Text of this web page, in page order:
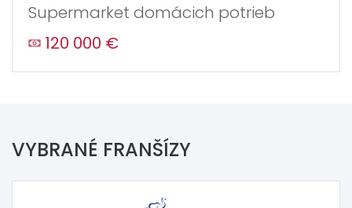
Supermarket domácich potrieb
120 000 €
VYBRANÉ FRANŠÍZY